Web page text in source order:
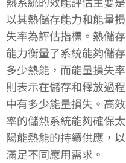
以其熱儲存能力和能量損
失率為評估指標。熱儲存
能力衡量了系統能夠儲存
多少熱能，而能量損失率
則表示在儲存和釋放過程
中有多少能量損失。高效
率的儲熱系統能夠確保太
陽能熱能的持續供應，以
滿足不同應用需求。